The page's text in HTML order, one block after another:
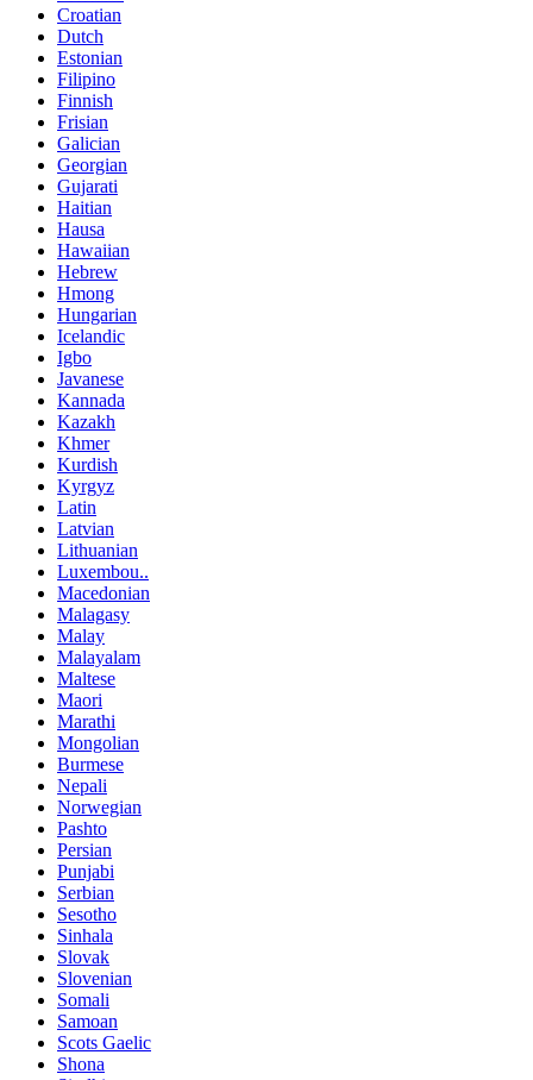
Croatian
Dutch
Estonian
Filipino
Finnish
Frisian
Galician
Georgian
Gujarati
Haitian
Hausa
Hawaiian
Hebrew
Hmong
Hungarian
Icelandic
Igbo
Javanese
Kannada
Kazakh
Khmer
Kurdish
Kyrgyz
Latin
Latvian
Lithuanian
Luxembou..
Macedonian
Malagasy
Malay
Malayalam
Maltese
Maori
Marathi
Mongolian
Burmese
Nepali
Norwegian
Pashto
Persian
Punjabi
Serbian
Sesotho
Sinhala
Slovak
Slovenian
Somali
Samoan
Scots Gaelic
Shona